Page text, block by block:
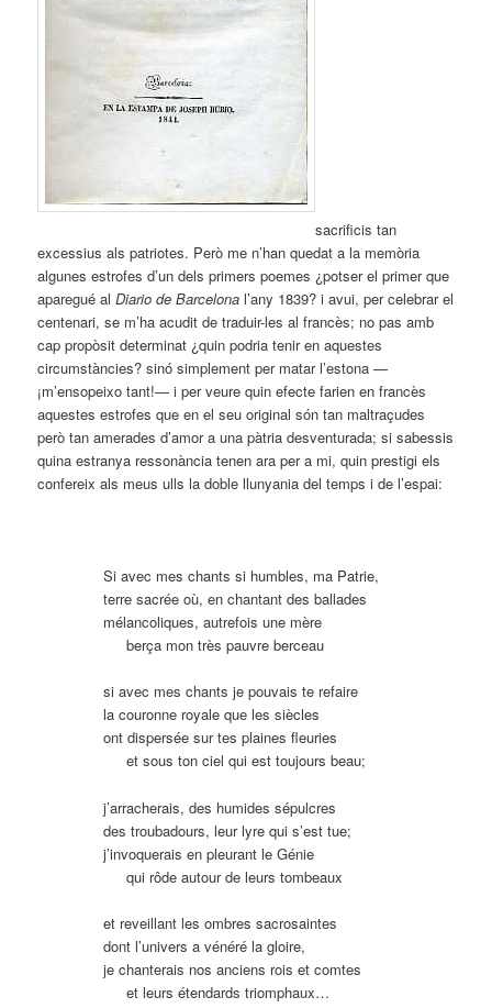
sacrificis tan
excessius als patriotes. Però me n’han quedat a la memòria
algunes estrofes d’un dels primers poemes ¿potser el primer que
aparegué alDiario de Barcelonal’any 1839? i avui, per celebrar el
centenari, se m’ha acudit de traduir-les al francès; no pas amb
cap propòsit determinat ¿quin podria tenir en aquestes
circumstàncies? sinó simplement per matar l’estona —
¡m’ensopeixo tant!— i per veure quin efecte farien en francès
aquestes estrofes que en el seu original són tan maltraçudes
però tan amerades d’amor a una pàtria desventurada; si sabessis
quina estranya ressonància tenen ara per a mi, quin prestigi els
confereix als meus ulls la doble llunyania del temps i de l’espai:
Si avec mes chants si humbles, ma Patrie,
terre sacrée où, en chantant des ballades
mélancoliques, autrefois une mère
berça mon très pauvre berceau
si avec mes chants je pouvais te refaire
la couronne royale que les siècles
ont dispersée sur tes plaines fleuries
et sous ton ciel qui est toujours beau;
j’arracherais, des humides sépulcres
des troubadours, leur lyre qui s’est tue;
j’invoquerais en pleurant le Génie
qui rôde autour de leurs tombeaux
et reveillant les ombres sacrosaintes
dont l’univers a vénéré la gloire,
je chanterais nos anciens rois et comtes
et leurs étendards triomphaux…